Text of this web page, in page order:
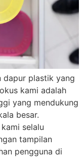
dapur plastik yang
kami adalah
yang mendukung
besar.
selalu
tampilan
pengguna di